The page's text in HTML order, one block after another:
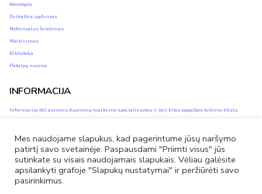
Atostogos
Dvikalbis ugdymas
Neformalus švietimas
Maitinimas
Biblioteka
Patalpų nuoma
INFORMACIJA
Informacija dėl asmens duomenų tvarkymo specializuotos ir (ar) kitos pagalbos teikimo tikslu
Privatumo ir slapukų naudojimo politika
Savivaldybės vidinis informacijos apie pažeidimus teikimo kanalas (vidinis kanalas)
Mes naudojame slapukus, kad pagerintume jūsų naršymo
patirtį savo svetainėje. Paspausdami "Priimti visus" jūs
sutinkate su visais naudojamais slapukais. Vėliau galėsite
apsilankyti grafoje "Slapukų nustatymai" ir peržiūrėti savo
pasirinkimus.